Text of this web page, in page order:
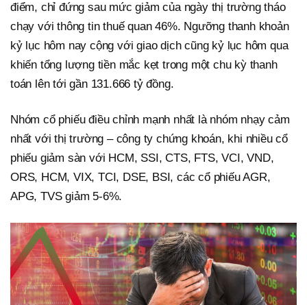
điểm, chỉ đứng sau mức giảm của ngày thị trường tháo
chạy với thông tin thuế quan 46%. Ngưỡng thanh khoản
kỷ lục hôm nay cộng với giao dịch cũng kỷ lục hôm qua
khiến tổng lượng tiền mắc kẹt trong một chu kỳ thanh
toán lên tới gần 131.666 tỷ đồng.
Nhóm cổ phiếu điều chỉnh mạnh nhất là nhóm nhạy cảm
nhất với thị trường – công ty chứng khoán, khi nhiều cổ
phiếu giảm sàn với HCM, SSI, CTS, FTS, VCI, VND,
ORS, HCM, VIX, TCI, DSE, BSI, các cổ phiếu AGR,
APG, TVS giảm 5-6%.